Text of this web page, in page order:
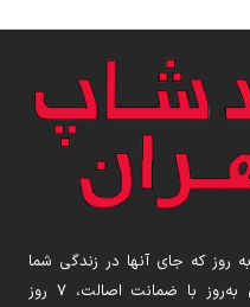
روز که جای آنها در زندگی شما
خالیست! واردکننده مستقیم گجت‌های به‌روز با ضمانت اصالت، ۷ روز